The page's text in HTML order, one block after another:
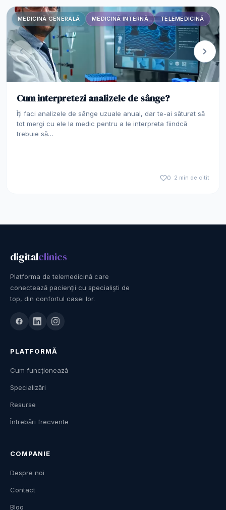
MEDICINĂ GENERALĂ MEDICINĂ INTERNĂ TELEMEDICINĂ
Cum interpretezi analizele de sânge?
Îți faci analizele de sânge uzuale anual, dar te-ai săturat să
tot mergi cu ele la medic pentru a le interpreta fiindcă
trebuie să…
0 2 min de citit
digitalclinics
Platforma de telemedicină care
conectează pacienții cu specialiști de
top, din confortul casei lor.
PLATFORMĂ
Cum funcționează
Specializări
Resurse
Întrebări frecvente
COMPANIE
Despre noi
Contact
Blog